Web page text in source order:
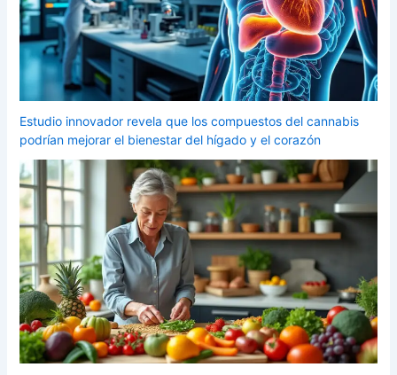
Estudio innovador revela que los compuestos del cannabis
podrían mejorar el bienestar del hígado y el corazón